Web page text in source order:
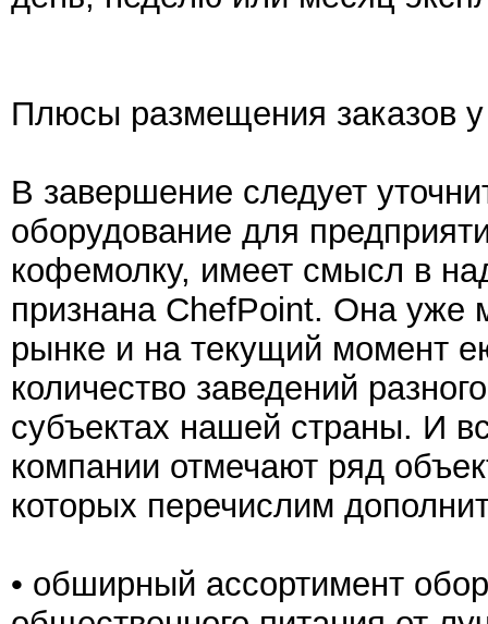
Плюсы размещения заказов
В завершение следует
оборудование для
кофемолку, имеет смысл в
признана ChefPoint. Она уже
рынке и на текущий момент
количество заведений
субъектах нашей страны. И
компании отмечают ряд
которых перечислим
• обширный ассортимент